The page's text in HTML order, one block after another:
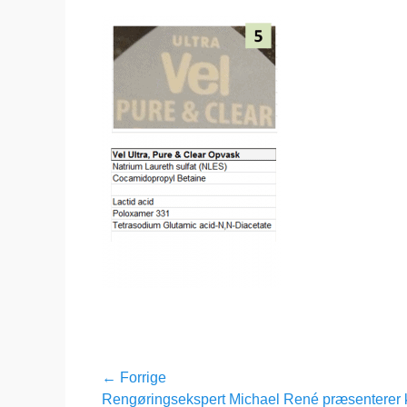
Indlægsnavigation
← Forrige
Forrige
Rengøringsekspert Michael René præsenterer